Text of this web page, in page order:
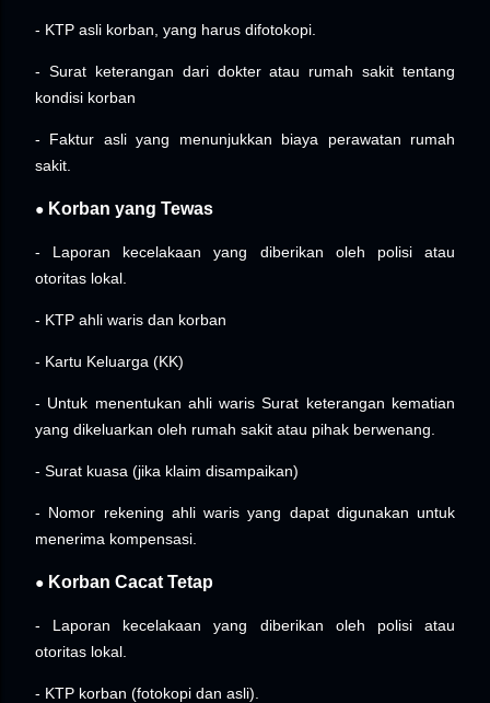
- KTP asli korban, yang harus difotokopi.
- Surat keterangan dari dokter atau rumah sakit tentang
kondisi korban
- Faktur asli yang menunjukkan biaya perawatan rumah
sakit.
● Korban yang Tewas
- Laporan kecelakaan yang diberikan oleh polisi atau
otoritas lokal.
- KTP ahli waris dan korban
- Kartu Keluarga (KK)
- Untuk menentukan ahli waris Surat keterangan kematian
yang dikeluarkan oleh rumah sakit atau pihak berwenang.
- Surat kuasa (jika klaim disampaikan)
- Nomor rekening ahli waris yang dapat digunakan untuk
menerima kompensasi.
● Korban Cacat Tetap
- Laporan kecelakaan yang diberikan oleh polisi atau
otoritas lokal.
- KTP korban (fotokopi dan asli).